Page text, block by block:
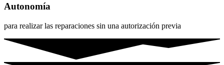
Autonomía
para realizar las reparaciones sin una autorización previa